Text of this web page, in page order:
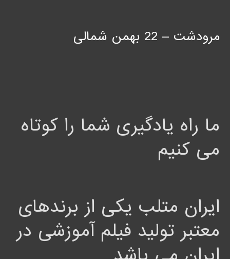
مرودشت – 22 بهمن شمالی
ما راه یادگیری شما را کوتاه
می کنیم
ایران متلب یکی از برندهای
معتبر تولید فیلم آموزشی در